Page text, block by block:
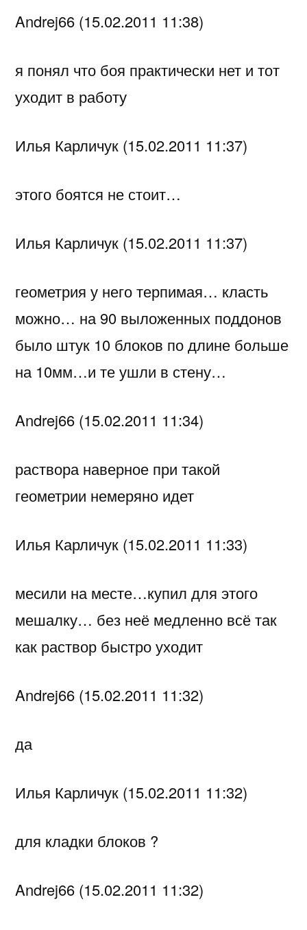
Andrej66 (15.02.2011 11:38)
я понял что боя практически нет и тот
уходит в работу
Илья Карличук (15.02.2011 11:37)
этого боятся не стоит…
Илья Карличук (15.02.2011 11:37)
геометрия у него терпимая… класть
можно… на 90 выложенных поддонов
было штук 10 блоков по длине больше
на 10мм…и те ушли в стену…
Andrej66 (15.02.2011 11:34)
раствора наверное при такой
геометрии немеряно идет
Илья Карличук (15.02.2011 11:33)
месили на месте…купил для этого
мешалку… без неё медленно всё так
как раствор быстро уходит
Andrej66 (15.02.2011 11:32)
да
Илья Карличук (15.02.2011 11:32)
для кладки блоков ?
Andrej66 (15.02.2011 11:32)